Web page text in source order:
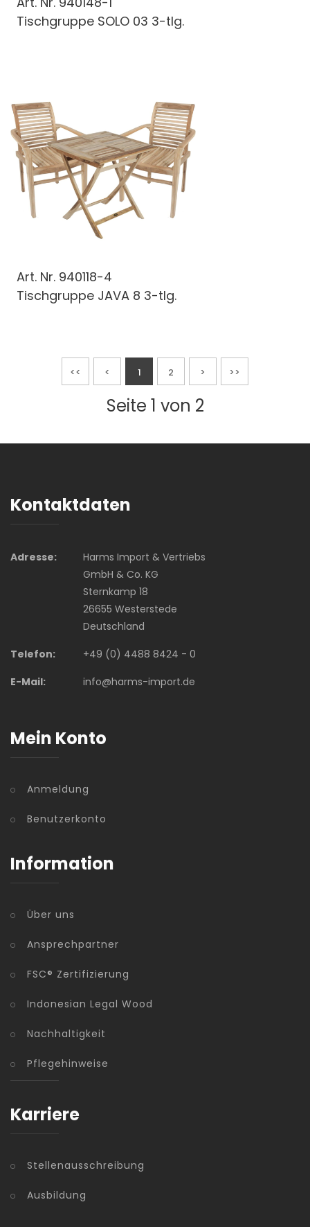
Tischgruppe SOLO 03 3-tlg.
Art. Nr. 940118-4
Tischgruppe JAVA 8 3-tlg.
<< < 1 2 > >>
Seite 1 von 2
Kontaktdaten
Adresse:
Harms Import & Vertriebs
GmbH & Co. KG
Sternkamp 18
26655 Westerstede
Deutschland
Telefon:
+49 (0) 4488 8424 - 0
E-Mail:
info@harms-import.de
Mein Konto
Anmeldung
Benutzerkonto
Information
Über uns
Ansprechpartner
FSC® Zertifizierung
Indonesian Legal Wood
Nachhaltigkeit
Pflegehinweise
Karriere
Stellenausschreibung
Ausbildung